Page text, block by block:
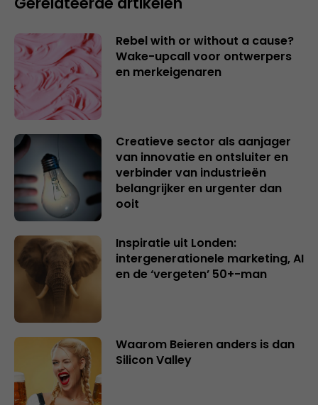
Rebel with or without a cause?
Wake-upcall voor ontwerpers
en merkeigenaren
Creatieve sector als aanjager
van innovatie en ontsluiter en
verbinder van industrieën
belangrijker en urgenter dan
ooit
Inspiratie uit Londen:
intergenerationele marketing, AI
en de ‘vergeten’ 50+-man
Waarom Beieren anders is dan
Silicon Valley